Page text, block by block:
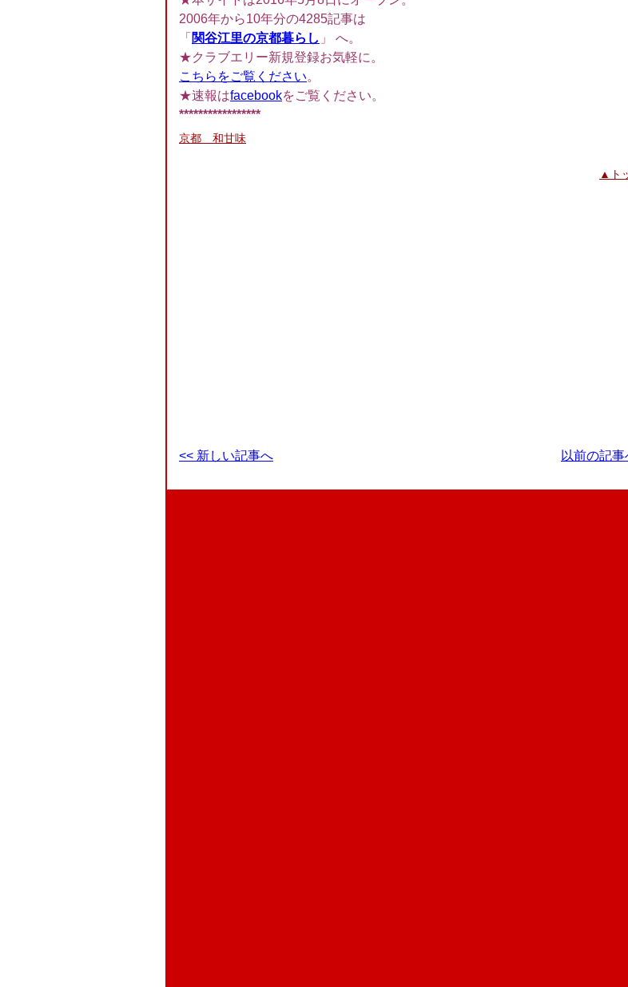
2006年から10年分の4285記事は
「 関谷江里の京都暮らし 」 へ。
★クラブエリー新規登録お気軽に。
こちらをご覧ください。
★速報はfacebookをご覧ください。
*****************
京都 和甘味
▲ト
<< 新しい記事へ 以前の記事